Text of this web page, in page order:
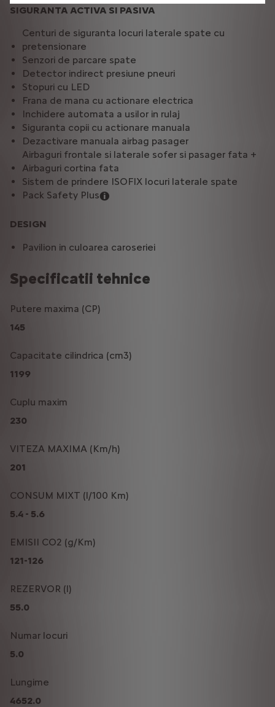
SIGURANTA ACTIVA SI PASIVA
Centuri de siguranta locuri laterale spate cu
pretensionare
Senzori de parcare spate
Detector indirect presiune pneuri
Stopuri cu LED
Frana de mana cu actionare electrica
Inchidere automata a usilor in rulaj
Siguranta copii cu actionare manuala
Dezactivare manuala airbag pasager
Airbaguri frontale si laterale sofer si pasager fata +
Airbaguri cortina fata
Sistem de prindere ISOFIX locuri laterale spate
Pack Safety Plus
DESIGN
Pavilion in culoarea caroseriei
Specificatii tehnice
Putere maxima (CP)
145
Capacitate cilindrica (cm3)
1199
Cuplu maxim
230
VITEZA MAXIMA (Km/h)
201
CONSUM MIXT (l/100 Km)
5.4 - 5.6
EMISII CO2 (g/Km)
121-126
REZERVOR (l)
55.0
Numar locuri
5.0
Lungime
4652.0